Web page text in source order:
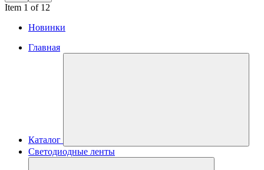
Item 1 of 12
Новинки
Главная
Каталог
Светодиодные ленты